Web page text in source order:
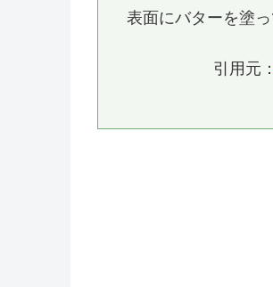
表面にバターを塗
引用元：